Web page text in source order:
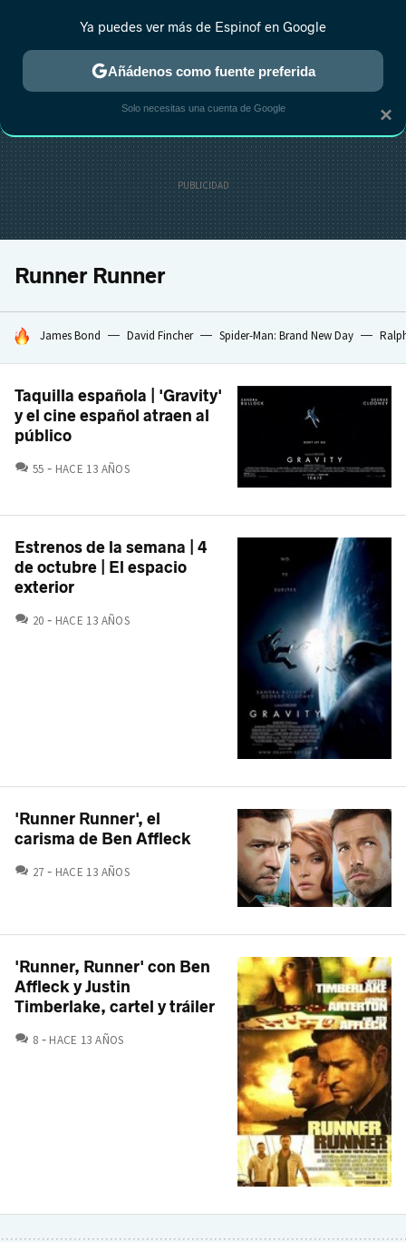
ESTRENOS REALITY ANIME RANKINGS CINE
Runner Runner
HOY SE HABLA DE
James Bond David Fincher Spider-Man: Brand New Day
Taquilla española | 'Gravity'
y el cine español atraen al
público
55 COMENTARIOS
HACE 13 AÑOS
Estrenos de la semana | 4
de octubre | El espacio
exterior
20 COMENTARIOS
HACE 13 AÑOS
'Runner Runner', el
carisma de Ben Affleck
27 COMENTARIOS
HACE 13 AÑOS
'Runner, Runner' con Ben
Affleck y Justin
Timberlake, cartel y tráiler
8 COMENTARIOS
HACE 13 AÑOS
×
Ya puedes ver más de Espinof en Google
Añádenos como fuente preferida
Solo necesitas una cuenta de Google